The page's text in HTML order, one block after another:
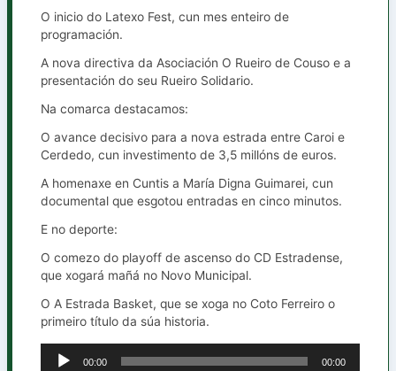
O inicio do Latexo Fest, cun mes enteiro de
programación.
A nova directiva da Asociación O Rueiro de Couso e a
presentación do seu Rueiro Solidario.
Na comarca destacamos:
O avance decisivo para a nova estrada entre Caroi e
Cerdedo, cun investimento de 3,5 millóns de euros.
A homenaxe en Cuntis a María Digna Guimarei, cun
documental que esgotou entradas en cinco minutos.
E no deporte:
O comezo do playoff de ascenso do CD Estradense,
que xogará mañá no Novo Municipal.
O A Estrada Basket, que se xoga no Coto Ferreiro o
primeiro título da súa historia.
Reproductor
00:00 00:00